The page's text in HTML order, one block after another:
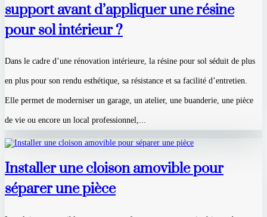
support avant d’appliquer une résine
pour sol intérieur ?
Dans le cadre d’une rénovation intérieure, la résine pour sol séduit de plus
en plus pour son rendu esthétique, sa résistance et sa facilité d’entretien.
Elle permet de moderniser un garage, un atelier, une buanderie, une pièce
de vie ou encore un local professionnel,...
Installer une cloison amovible pour
séparer une pièce